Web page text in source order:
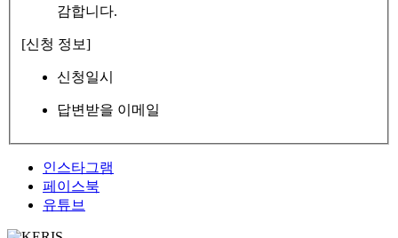
감합니다.
[신청 정보]
신청일시
답변받을 이메일
인스타그램
페이스북
유튜브